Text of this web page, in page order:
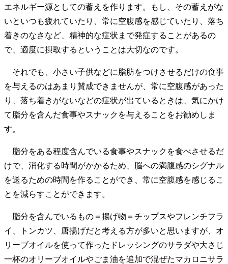
エネルギー源としての蓄えを作ります。もし、その蓄えがな
いといつも疲れていたり、常に空腹感を感じていたり、落ち
着きのなさなど、精神的な症状まで発症することがあるの
で、適度に摂取するということは大切なのです。
それでも、小さい子供などに脂肪をつけさせるだけの食事
を与えるのはあまり賛成できませんが、常に空腹感があった
り、落ち着きがないなどの症状が出ているときは、気にかけ
て脂分を含んだ食事やスナックを与えることをお勧めしま
す。
脂分をある程度含んでいる食事やスナックを食べさせるだ
けで、消化する時間がかかるため、脳への満腹感のシグナル
を送るための時間を作ることができ、常に空腹感を感じるこ
とを減らすことができます。
脂分を含んでいるもの＝揚げ物＝チップスやフレンチフラ
イ、トンカツ、唐揚げだと考える方が多いと思いますが、オ
リーブオイルを使って作ったドレッシングのサラダや大さじ
一杯のオリーブオイルやごま油を追加で混ぜたマカロニサラ